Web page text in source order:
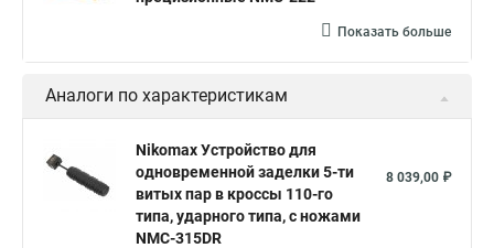
Показать больше
Аналоги по характеристикам
Nikomax Устройство для
одновременной заделки 5-ти
витых пар в кроссы 110-го
типа, ударного типа, с ножами
NMC-315DR
8 039,00 ₽